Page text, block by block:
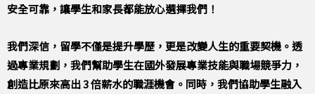
安全可靠，讓學生和家長都能放心選擇我們！
我們深信，留學不僅是提升學歷，更是改變人生的重要契機。透
過專業規劃，我們幫助學生在國外發展專業技能與職場競爭力，
創造比原來高出 3 倍薪水的職涯機會。同時，我們協助學生融入